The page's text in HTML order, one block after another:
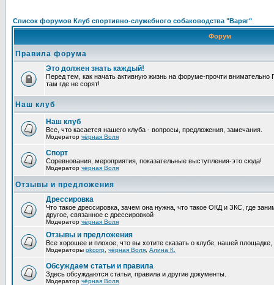
Список форумов Клуб спортивно-служебного собаководства "Варяг"
Форум
Правила форума
Это должен знать каждый!
Перед тем, как начать активную жизнь на форуме-прочти
там где не сорят!
Наш клуб
Наш клуб
Все, что касается нашего клуба - вопросы, предложения, замечания.
Модератор чёрная Воля
Спорт
Соревнования, мероприятия, показательные выступления-это сюда!
Модератор чёрная Воля
Отзывы и предложения
Дрессировка
Что такое дрессировка, зачем она нужна, что такое ОКД и ЗКС, где
другое, связанное с дрессировкой
Модератор чёрная Воля
Отзывы и предложения
Все хорошее и плохое, что вы хотите сказать о клубе, нашей площадке,
Модераторы okcorp чёрная Воля Алина К.
Обсуждаем статьи и правила
Здесь обсуждаются статьи, правила и другие документы.
Модератор чёрная Воля